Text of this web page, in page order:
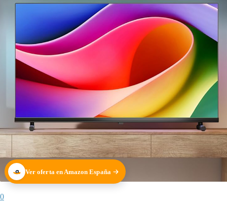
Ver oferta en Amazon España
0